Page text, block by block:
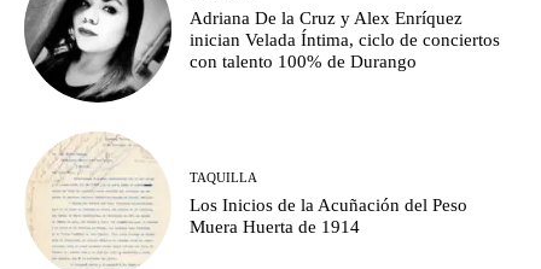
Adriana De la Cruz y Alex Enríquez
inician Velada Íntima, ciclo de conciertos
con talento 100% de Durango
TAQUILLA
Los Inicios de la Acuñación del Peso
Muera Huerta de 1914